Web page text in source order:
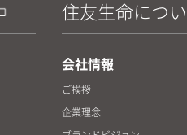
住友生命につ
会社情報
ご挨拶
企業理念